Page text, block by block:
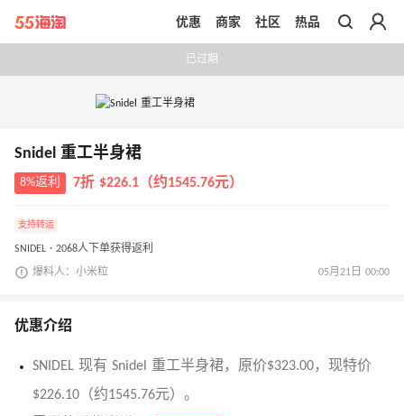
带你去官网买正品
优惠 商家 社区 热品
已过期
Snidel 重工半身裙
8%返利 7折 $226.1（约1545.76元）
支持转运
SNIDEL · 2068人下单获得返利
爆料人：小米粒 05月21日 00:00
优惠介绍
SNIDEL 现有 Snidel 重工半身裙，原价$323.00，现特价
$226.10（约1545.76元）。